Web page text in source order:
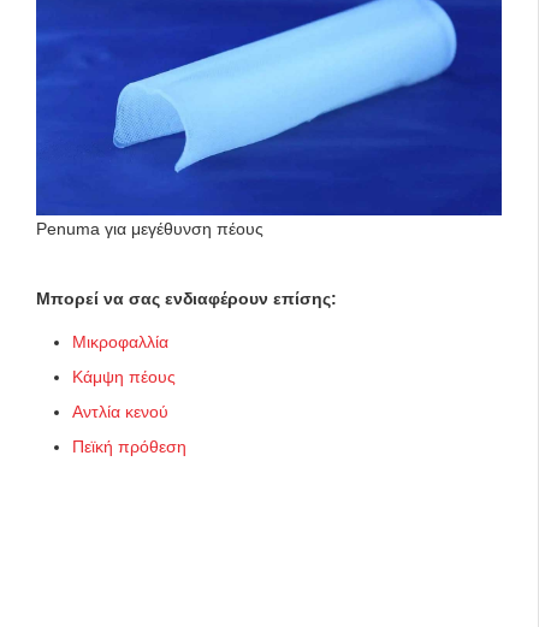
Penuma για μεγέθυνση πέους
Μπορεί να σας ενδιαφέρουν επίσης:
Μικροφαλλία
Κάμψη πέους
Αντλία κενού
Πεϊκή πρόθεση